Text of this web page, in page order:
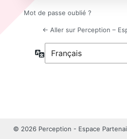
Mot de passe oublié ?
← Aller sur Perception –
Langue
© 2026 Perception - Espace